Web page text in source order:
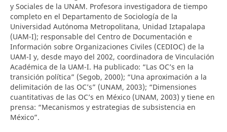
y Sociales de la UNAM. Profesora investigadora de tiempo
completo en el Departamento de Sociología de la
Universidad Autónoma Metropolitana, Unidad Iztapalapa
(UAM-I); responsable del Centro de Documentación e
Información sobre Organizaciones Civiles (CEDIOC) de la
UAM-I y, desde mayo del 2002, coordinadora de Vinculación
Académica de la UAM-I. Ha publicado: “Las OC’s en la
transición política” (Segob, 2000); “Una aproximación a la
delimitación de las OC’s” (UNAM, 2003); “Dimensiones
cuantitativas de las OC’s en México (UNAM, 2003) y tiene en
prensa: “Mecanismos y estrategias de subsistencia en
México”.